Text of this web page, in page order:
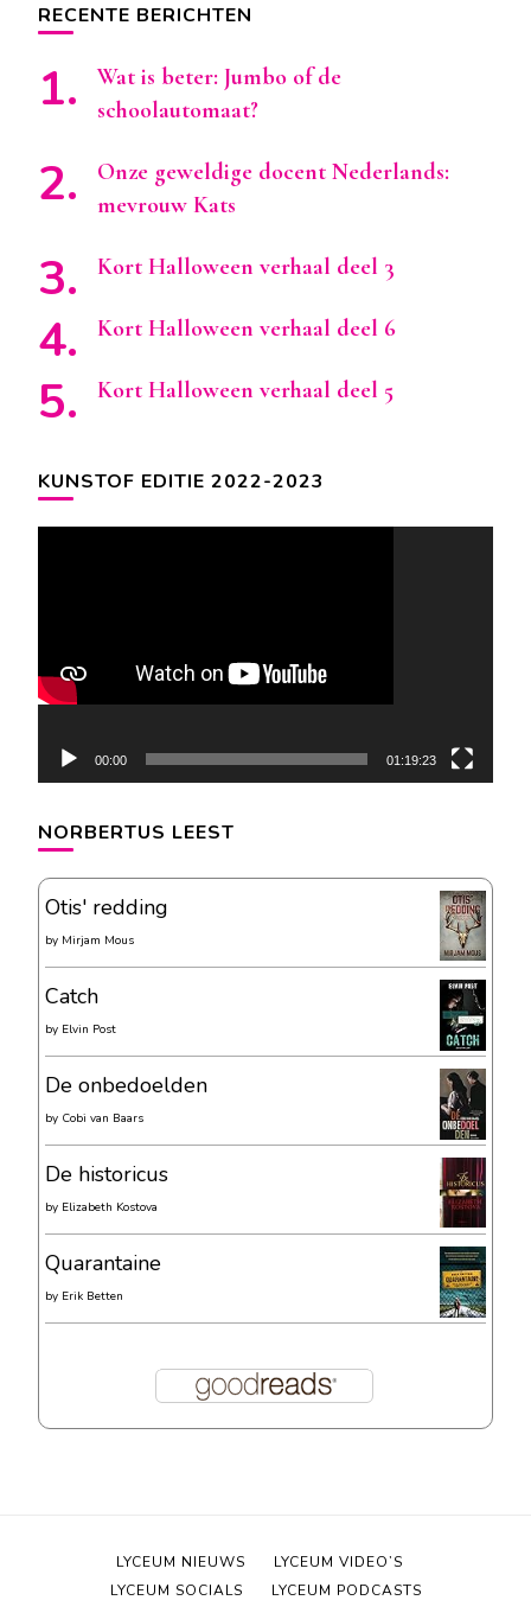
RECENTE BERICHTEN
Wat is beter: Jumbo of de
schoolautomaat?
Onze geweldige docent Nederlands:
mevrouw Kats
Kort Halloween verhaal deel 3
Kort Halloween verhaal deel 6
Kort Halloween verhaal deel 5
KUNSTOF EDITIE 2022-2023
00:00 01:19:23
NORBERTUS LEEST
Otis' redding
by Mirjam Mous
Catch
by Elvin Post
De onbedoelden
by Cobi van Baars
De historicus
by Elizabeth Kostova
Quarantaine
by Erik Betten
LYCEUM NIEUWS
LYCEUM VIDEO’S
LYCEUM SOCIALS
LYCEUM PODCASTS